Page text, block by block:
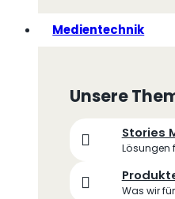
Medientechnik
Unsere
Stories
Lösungen
Was wir